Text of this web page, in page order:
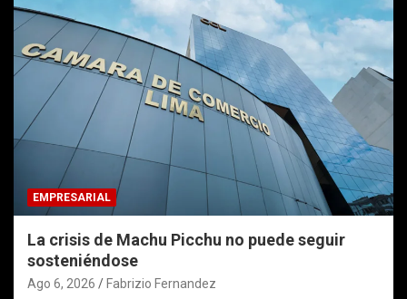
EMPRESARIAL
La crisis de Machu Picchu no puede seguir
sosteniéndose
Ago 6, 2026 Fabrizio Fernandez